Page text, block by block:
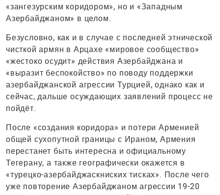
«зангезурским коридором», но и «Западным
Азербайджаном» в целом.
Безусловно, как и в случае с последней этнической
чисткой армян в Арцахе «мировое сообщество»
«жестоко осудит» действия Азербайджана и
«выразит беспокойство» по поводу поддержки
азербайджанской агрессии Турцией, однако как и
сейчас, дальше осуждающих заявлений процесс не
пойдёт.
После «создания коридора» и потери Арменией
общей сухопутной границы с Ираном, Армения
перестанет быть интересна и официальному
Тегерану, а также географически окажется в
«турецко-азербайджаскниских тисках». После чего
уже повторение Азербайджаном агрессии 19-20